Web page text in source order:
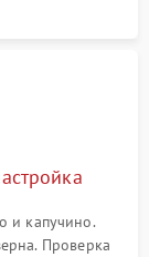
и капучино.
Проверка